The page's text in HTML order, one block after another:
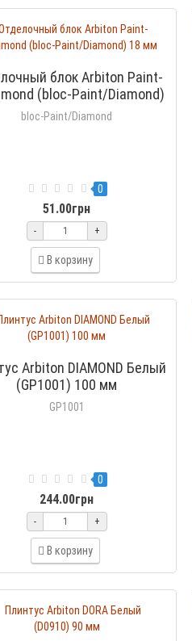
блок Arbiton Paint-
(bloc-Paint/Diamond)
18 мм
bloc-Paint/Diamond
0
51.00грн
- +
В корзину
Arbiton DIAMOND Белый
(GP1001) 100 мм
GP1001
0
244.00грн
- +
В корзину